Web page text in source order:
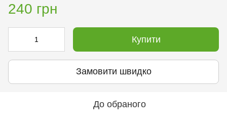
240 грн
Купити
Замовити швидко
До обраного